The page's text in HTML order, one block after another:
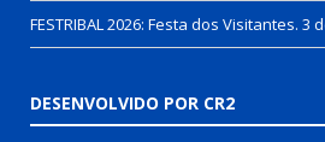
FESTRIBAL 2026: Festa dos Visitantes. 3
DESENVOLVIDO POR CR2